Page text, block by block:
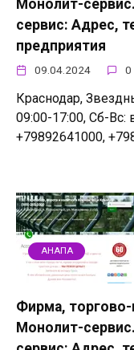
Монолит-
cервис: Адрес,
предприятия
09.04.2024 0
Краснодар,
09:00-17:00, Сб-Вс:
+79892641000,
АНАПА
Фирма,
Монолит-